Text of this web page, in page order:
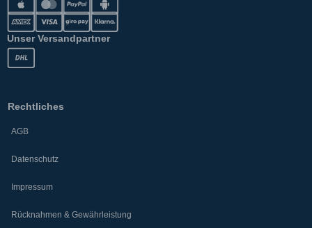
Unser Versandpartner
Rechtliches
AGB
Datenschutz
Impressum
Rücknahmen & Gewährleistung